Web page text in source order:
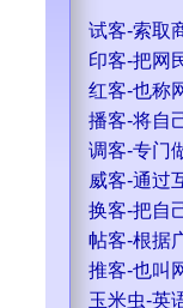
试客-索取
印客-把网
红客-也称
播客-将自
调客-专门
威客-通过
换客-把自
帖客-根据
推客-也叫
玉米虫-英